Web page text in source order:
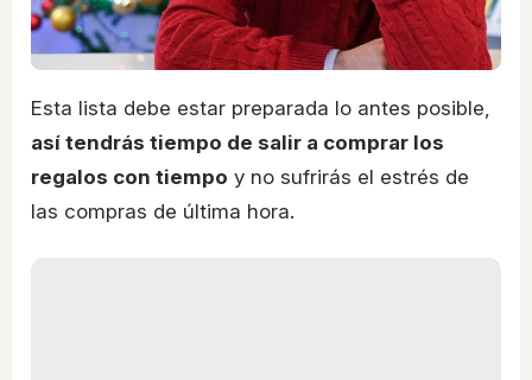
Esta lista debe estar preparada lo antes posible,
así tendrás tiempo de salir a comprar los
regalos con tiempo y no sufrirás el estrés de
las compras de última hora.